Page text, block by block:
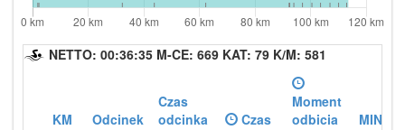
NETTO: 00:36:35 M-CE: 669 KAT: 79 K/M: 581
KM Odcinek
Czas
odcinka
Czas
Moment
odbicia
MIN/